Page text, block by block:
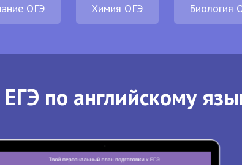
ОГЭ Химия ОГЭ Биология
по английскому